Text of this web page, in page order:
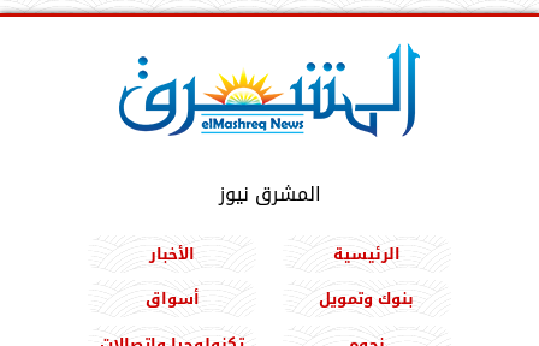
المشرق نيوز
الرئيسية
الأخبار
بنوك وتمويل
أسواق